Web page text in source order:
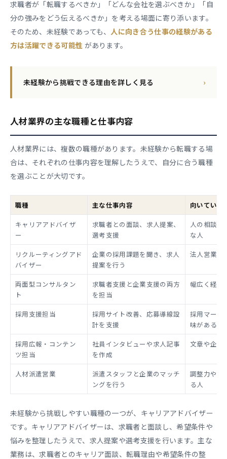
求職者が「転職するべきか」「どんな会社を選ぶべきか」「自
分の強みをどう伝えるべきか」を考える場面に寄り添います。
そのため、未経験であっても、人に向き合う仕事の経験がある
方は活躍できる可能性 があります。
未経験から挑戦できる理由を詳しく見る ›
人材業界の主な職種と仕事内容
人材業界には、複数の職種があります。未経験から転職する場
合は、それぞれの仕事内容を理解したうえで、自分に合う職種
を選ぶことが大切です。
職種 主な仕事内容
向いている
キャリアアドバイザ
ー
求職者との面談、求人提案、
選考支援
人の相談に
な人
リクルーティングアド
バイザー
企業の採用課題を聞き、求人
提案を行う
法人営業に
両面型コンサルタン
ト
求職者支援と企業支援の両方
を担当
幅広く経験
採用支援担当
採用サイト改善、応募導線設
計を支援
採用マーケ
味がある人
採用広報・コンテン
ツ担当
社員インタビューや求人記事
を作成
文章や企画
人材派遣営業
派遣スタッフと企業のマッチ
ングを行う
調整力やス
る人
未経験から挑戦しやすい職種の一つが、キャリアアドバイザー
です。キャリアアドバイザーは、求職者と面談し、希望条件や
悩みを整理したうえで、求人提案や選考支援を行います。主な
業務は、求職者とのキャリア面談、転職理由や希望条件の整